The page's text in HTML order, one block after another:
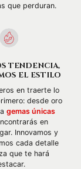
que perduran.
TENDENCIA,
EL ESTILO
en traerte lo
desde oro
gemas únicas
en
Innovamos y
cada detalle
que te hará